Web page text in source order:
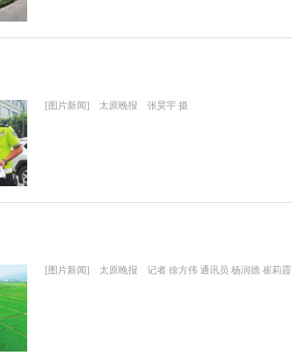
[图片新闻] 太原晚报 张昊宇 摄
[图片新闻] 太原晚报 记者 徐方伟 通讯员 杨润德 崔莉霞